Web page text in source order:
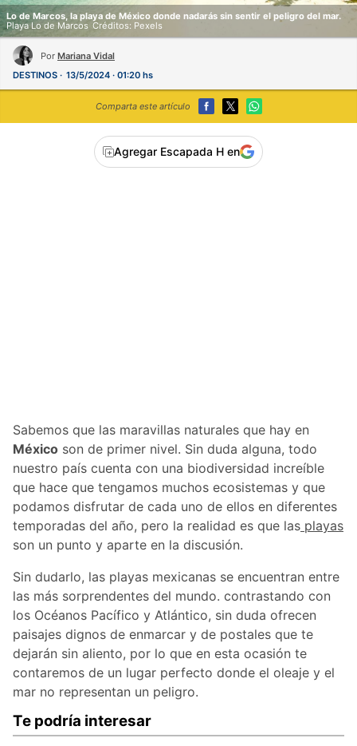
Lo de Marcos, la playa de México donde nadarás sin sentir el peligro del mar.
Playa Lo de Marcos Créditos: Pexels
Por Mariana Vidal
DESTINOS
13/5/2024 · 01:20 hs
Comparta este artículo
Agregar Escapada H en
Sabemos que las maravillas naturales que hay en
México son de primer nivel. Sin duda alguna, todo
nuestro país cuenta con una biodiversidad increíble
que hace que tengamos muchos ecosistemas y que
podamos disfrutar de cada uno de ellos en diferentes
temporadas del año, pero la realidad es que las playas
son un punto y aparte en la discusión.
Sin dudarlo, las playas mexicanas se encuentran entre
las más sorprendentes del mundo. contrastando con
los Océanos Pacífico y Atlántico, sin duda ofrecen
paisajes dignos de enmarcar y de postales que te
dejarán sin aliento, por lo que en esta ocasión te
contaremos de un lugar perfecto donde el oleaje y el
mar no representan un peligro.
Te podría interesar